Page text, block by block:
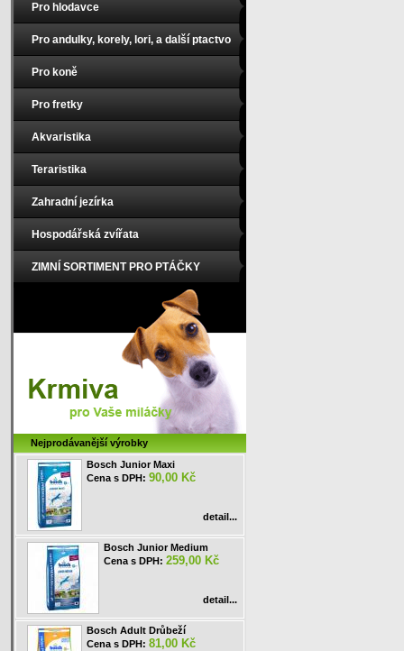
Pro hlodavce
Pro andulky, korely, lori, a další ptactvo
Pro koně
Pro fretky
Akvaristika
Teraristika
Zahradní jezírka
Hospodářská zvířata
ZIMNÍ SORTIMENT PRO PTÁČKY
Nejprodávanější výrobky
Bosch Junior Maxi
Cena s DPH: 90,00 Kč
detail...
Bosch Junior Medium
Cena s DPH: 259,00 Kč
detail...
Bosch Adult Drůbeží
Cena s DPH: 81,00 Kč